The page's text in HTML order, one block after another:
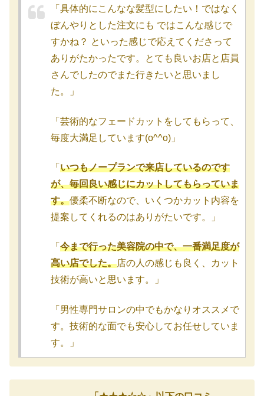
「具体的にこんなな髪型にしたい！ではなく
ぼんやりとした注文にも ではこんな感じで
すかね？ といった感じで応えてくださって
ありがたかったです。とても良いお店と店員
さんでしたのでまた行きたいと思いまし
た。」
「芸術的なフェードカットをしてもらって、
毎度大満足しています(o^^o)」
「 いつもノープランで来店しているのです
が、毎回良い感じにカットしてもらっていま
す。優柔不断なので、いくつかカット内容を
提案してくれるのはありがたいです。」
「 今まで行った美容院の中で、一番満足度が
高い店でした。店の人の感じも良く、カット
技術が高いと思います。」
「男性専門サロンの中でもかなりオススメで
す。技術的な面でも安心してお任せしていま
す。」